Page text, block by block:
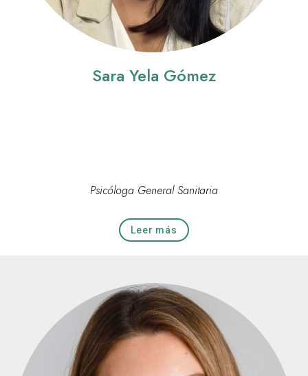
Sara Yela Gómez
Psicóloga General Sanitaria
Leer más